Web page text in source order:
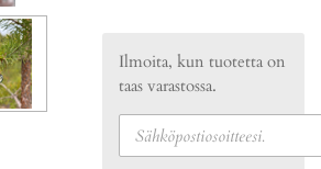
Ilmoita, kun tuotetta on
taas varastossa.